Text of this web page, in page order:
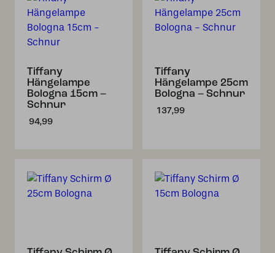
Tiffany
Hängelampe
Bologna 15cm –
Schnur
94,99
Tiffany
Hängelampe 25cm
Bologna – Schnur
137,99